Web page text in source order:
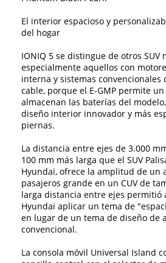
El interior espacioso y
del hogar
IONIQ 5 se distingue de otros SUV
especialmente aquellos con
interna y sistemas convencionales
cable, porque el E-GMP permite
almacenan las baterías del
diseño interior innovador y más
piernas.
La distancia entre ejes de 3.000
100 mm más larga que el SUV
Hyundai, ofrece la amplitud de un
pasajeros grande en un CUV de
larga distancia entre ejes permitió
Hyundai aplicar un tema de
en lugar de un tema de diseño de
convencional.
La consola móvil Universal Island